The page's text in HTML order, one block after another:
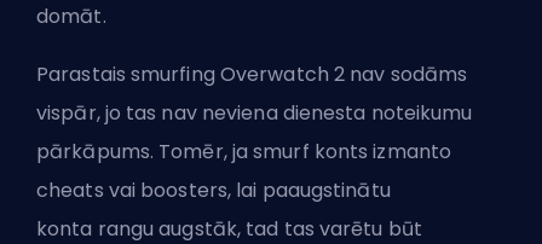
domāt.
Parastais smurfing Overwatch 2 nav sodāms
vispār, jo tas nav neviena dienesta noteikumu
pārkāpums. Tomēr, ja smurf konts izmanto
cheats vai boosters, lai paaugstinātu
konta rangu augstāk, tad tas varētu būt